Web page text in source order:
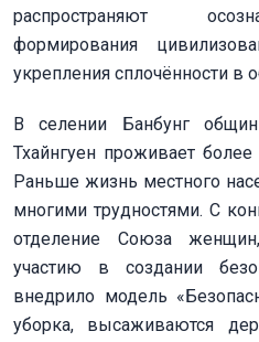
распространяют
формирования
укрепления сплочённости в
В селении Банбунг
Тхайнгуен проживает
Раньше жизнь местного
многими трудностями. С
отделение Союза
участию в создании
внедрило модель
уборка, высаживаются